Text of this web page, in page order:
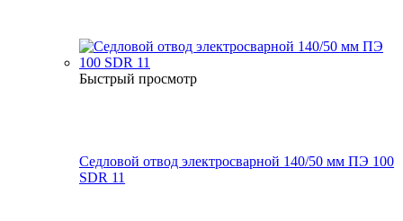
Быстрый просмотр
Седловой отвод электросварной 140/50 мм ПЭ 100
SDR 11